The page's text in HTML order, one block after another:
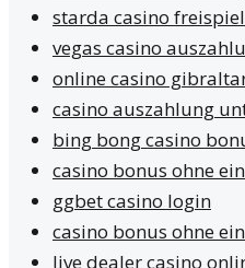
starda casino
vegas casino
online casino
casino auszahlung
bing bong casino
casino bonus ohne
ggbet casino login
casino bonus ohne
live dealer casino